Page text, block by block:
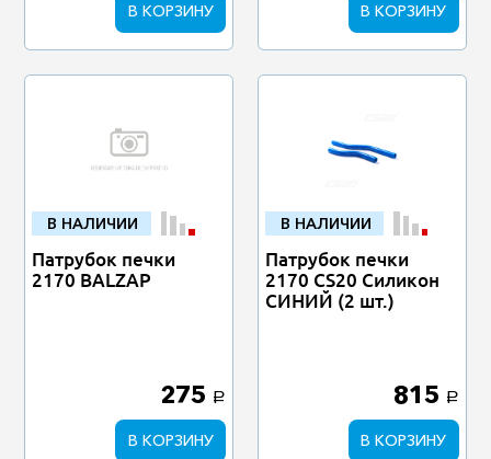
В КОРЗИНУ В КОРЗИНУ
В НАЛИЧИИ
Патрубок печки
2170 BALZAP
275 a
В КОРЗИНУ
В НАЛИЧИИ
Патрубок печки
2170 CS20 Силикон
СИНИЙ (2 шт.)
815 a
В КОРЗИНУ